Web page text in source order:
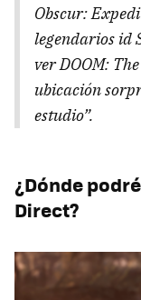
Obscur:
legendarios id
ver DOOM:
ubicación
estudio”.
¿Dónde
Direct?